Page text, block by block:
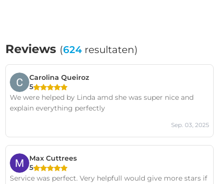
Reviews (624 resultaten)
Carolina Queiroz
5
We were helped by Linda amd she was super nice and
explain everything perfectly
Sep. 03, 2025
Max Cuttrees
5
Service was perfect. Very helpfull would give more stars if